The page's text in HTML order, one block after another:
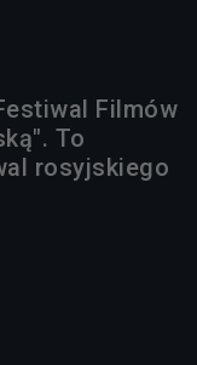
Filmów
To
rosyjskiego